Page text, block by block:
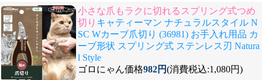
小さな爪もラクに切れるスプリング式つめ
切り キャティーマン ナチュラルスタイル N
SC Wカーブ爪切り (36981) お手入れ用品 カ
ーブ形状 スプリング式 ステンレス刃 Natura
l Style
ゴロにゃん価格982円(消費税込:1,080円)